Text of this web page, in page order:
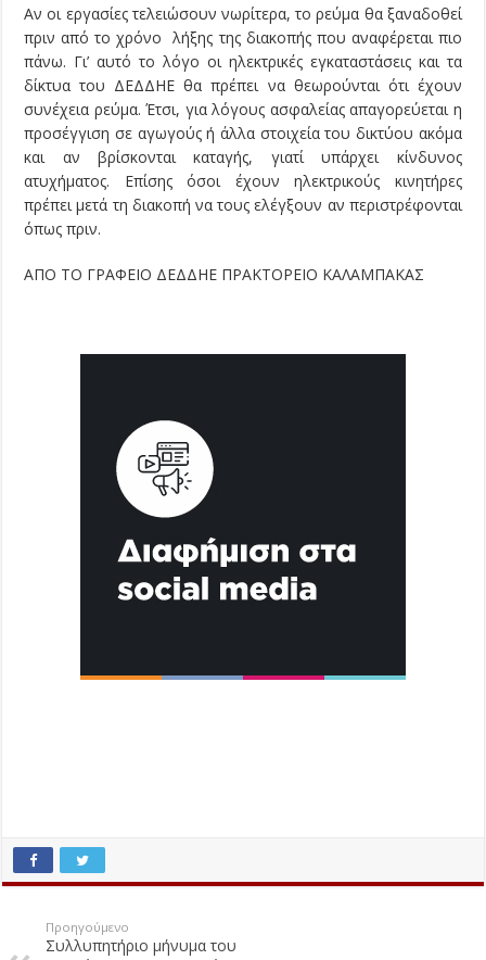
Αν οι εργασίες τελειώσουν νωρίτερα, το ρεύμα θα ξαναδοθεί
πριν από το χρόνο λήξης της διακοπής που αναφέρεται πιο
πάνω. Γι’ αυτό το λόγο οι ηλεκτρικές εγκαταστάσεις και τα
δίκτυα του ΔΕΔΔΗΕ θα πρέπει να θεωρούνται ότι έχουν
συνέχεια ρεύμα. Έτσι, για λόγους ασφαλείας απαγορεύεται η
προσέγγιση σε αγωγούς ή άλλα στοιχεία του δικτύου ακόμα
και αν βρίσκονται καταγής, γιατί υπάρχει κίνδυνος
ατυχήματος. Επίσης όσοι έχουν ηλεκτρικούς κινητήρες
πρέπει μετά τη διακοπή να τους ελέγξουν αν περιστρέφονται
όπως πριν.
ΑΠΟ ΤΟ ΓΡΑΦΕΙΟ ΔΕΔΔΗΕ ΠΡΑΚΤΟΡΕΙΟ ΚΑΛΑΜΠΑΚΑΣ
Προηγούμενο
Συλλυπητήριο μήνυμα του